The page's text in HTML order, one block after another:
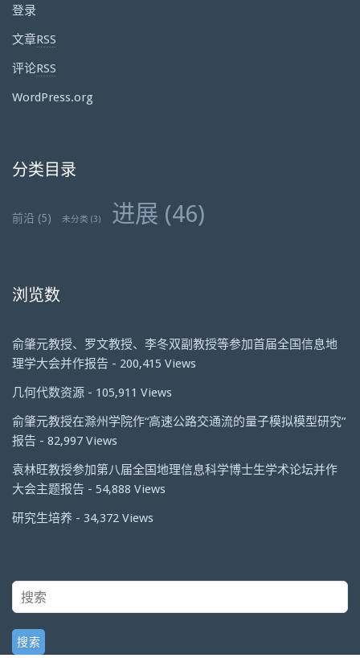
登录
文章RSS
评论RSS
WordPress.org
分类目录
前沿 (5) 未分类 (3) 进展 (46)
浏览数
俞肇元教授、罗文教授、李冬双副教授等参加首届全国信息地
理学大会并作报告 - 200,415 Views
几何代数资源 - 105,911 Views
俞肇元教授在滁州学院作“高速公路交通流的量子模拟模型研究”
报告 - 82,997 Views
袁林旺教授参加第八届全国地理信息科学博士生学术论坛并作
大会主题报告 - 54,888 Views
研究生培养 - 34,372 Views